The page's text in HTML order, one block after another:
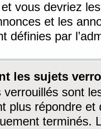
vous devriez
et les
définies par
les sujets
verrouillés sont
plus répondre
terminés.